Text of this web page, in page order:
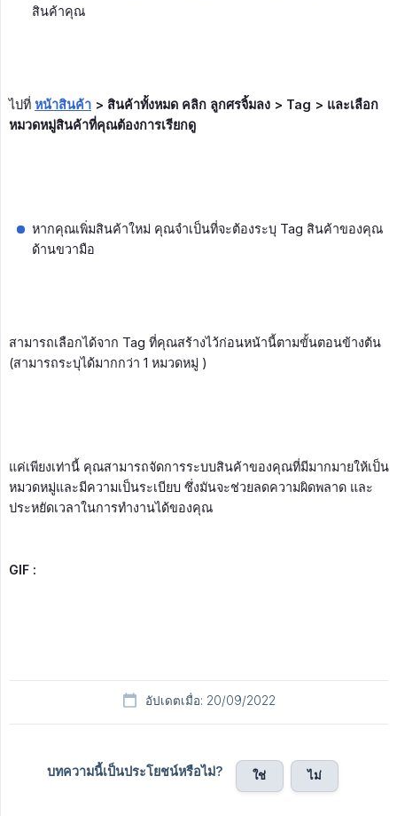
สินค้าคุณ
ไปที่ หน้าสินค้า > สินค้าทั้งหมด คลิก ลูกศรจิ้มลง > Tag > และเลือก
หมวดหมู่สินค้าที่คุณต้องการเรียกดู
หากคุณเพิ่มสินค้าใหม่ คุณจำเป็นที่จะต้องระบุ Tag สินค้าของคุณ
ด้านขวามือ
สามารถเลือกได้จาก Tag ที่คุณสร้างไว้ก่อนหน้านี้ตามขั้นตอนข้างต้น
(สามารถระบุได้มากกว่า 1 หมวดหมู่ )
แค่เพียงเท่านี้ คุณสามารถจัดการระบบสินค้าของคุณที่มีมากมายให้เป็น
หมวดหมู่และมีความเป็นระเบียบ ซึ่งมันจะช่วยลดความผิดพลาด และ
ประหยัดเวลาในการทำงานได้ของคุณ
GIF :
อัปเดตเมื่อ: 20/09/2022
บทความนี้เป็นประโยชน์หรือไม่? ใช่ ไม่